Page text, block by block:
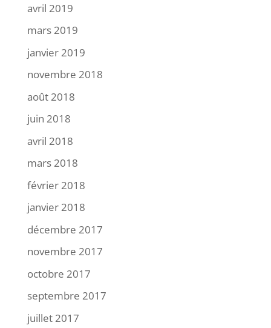
avril 2019
mars 2019
janvier 2019
novembre 2018
août 2018
juin 2018
avril 2018
mars 2018
février 2018
janvier 2018
décembre 2017
novembre 2017
octobre 2017
septembre 2017
juillet 2017